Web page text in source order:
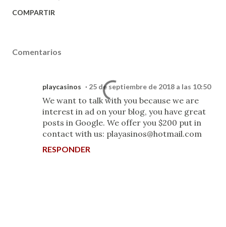
COMPARTIR
Comentarios
playcasinos 25 de septiembre de 2018 a las 10:50
We want to talk with you because we are
interest in ad on your blog, you have great
posts in Google. We offer you $200 put in
contact with us: playasinos@hotmail.com
RESPONDER